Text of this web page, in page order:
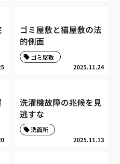
ゴミ屋敷と猫屋敷の法
的側面
2025.11.24
ゴミ屋敷
洗濯機故障の兆候を見
逃すな
2025.11.13
洗面所